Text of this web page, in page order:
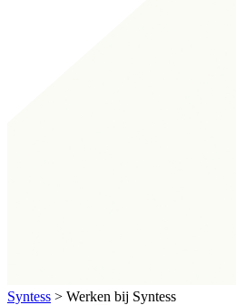
Syntess > Werken bij Syntess